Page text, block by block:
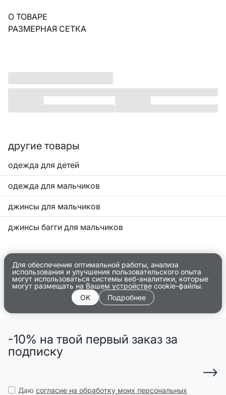
О ТОВАРЕ
РАЗМЕРНАЯ СЕТКА
другие товары
одежда для детей
одежда для мальчиков
джинсы для мальчиков
джинсы багги для мальчиков
Для обеспечения оптимальной работы, анализа
использования и улучшения пользовательского опыта
могут использоваться системы веб-аналитики, которые
могут размещать на Вашем устройстве cookie-файлы.
OK
Подробнее
-10% на твой первый заказ за
подписку
Даю согласие на обработку моих персональных